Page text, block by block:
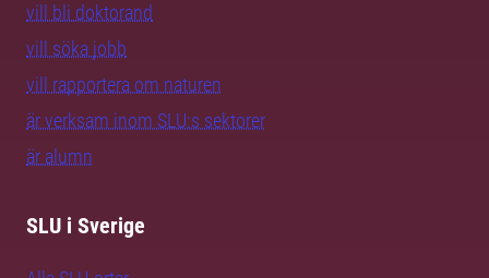
vill bli doktorand
vill söka jobb
vill rapportera om naturen
är verksam inom SLU:s sektorer
är alumn
SLU i Sverige